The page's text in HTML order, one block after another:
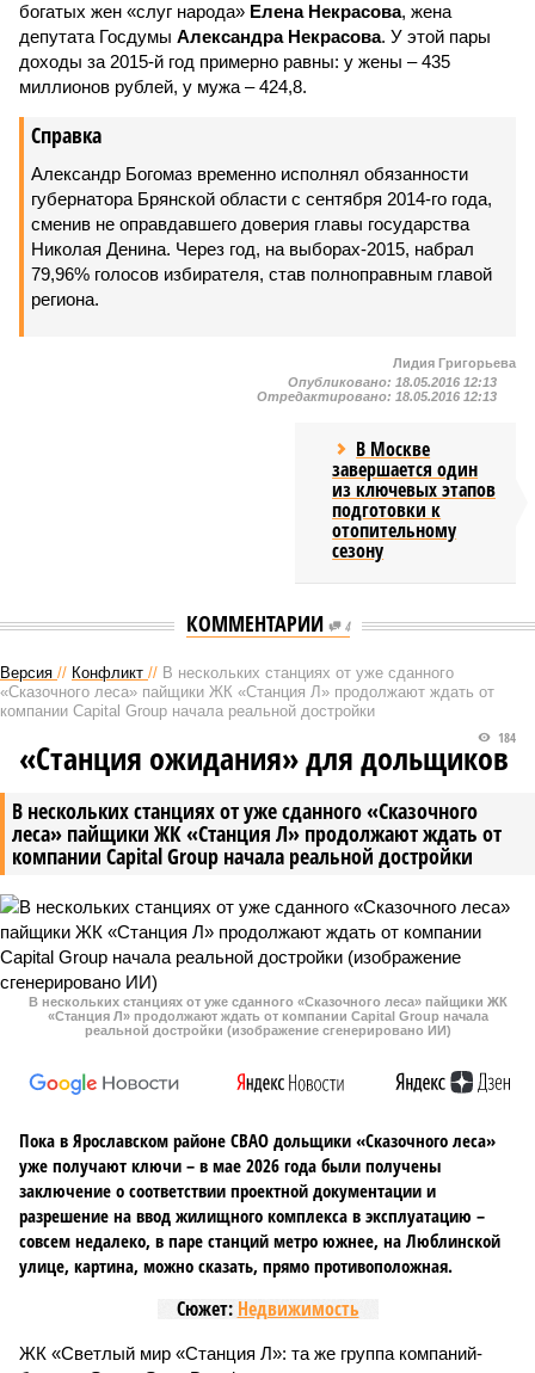
богатых жен «слуг народа» Елена Некрасова, жена
депутата Госдумы Александра Некрасова. У этой пары
доходы за 2015-й год примерно равны: у жены – 435
миллионов рублей, у мужа – 424,8.
Справка
Александр Богомаз временно исполнял обязанности
губернатора Брянской области с сентября 2014-го года,
сменив не оправдавшего доверия главы государства
Николая Денина. Через год, на выборах-2015, набрал
79,96% голосов избирателя, став полноправным главой
региона.
Лидия Григорьева
Опубликовано: 18.05.2016 12:13
Отредактировано: 18.05.2016 12:13
В Москве
завершается один
из ключевых этапов
подготовки к
отопительному
сезону
КОММЕНТАРИИ 4
Версия // Конфликт // В нескольких станциях от уже сданного
«Сказочного леса» пайщики ЖК «Станция Л» продолжают ждать от
компании Capital Group начала реальной достройки
В нескольких станциях от уже сданного «Сказочного
леса» пайщики ЖК «Станция Л» продолжают ждать от
компании Capital Group начала реальной достройки
184
«Станция ожидания» для дольщиков
В нескольких станциях от уже сданного «Сказочного леса» пайщики ЖК
«Станция Л» продолжают ждать от компании Capital Group начала
реальной достройки (изображение сгенерировано ИИ)
Пока в Ярославском районе СВАО дольщики «Сказочного леса»
уже получают ключи – в мае 2026 года были получены
заключение о соответствии проектной документации и
разрешение на ввод жилищного комплекса в эксплуатацию –
совсем недалеко, в паре станций метро южнее, на Люблинской
улице, картина, можно сказать, прямо противоположная.
Сюжет: Недвижимость
ЖК «Светлый мир «Станция Л»: та же группа компаний-